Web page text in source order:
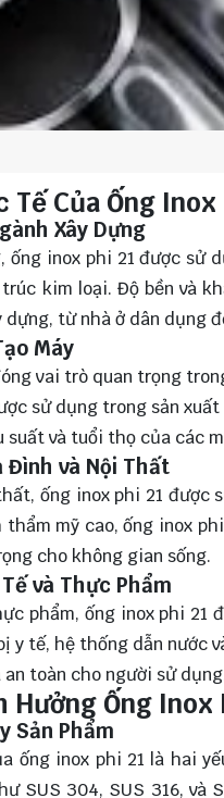
Tế Của Ống Inox
Xây Dựng
ống inox phi 21 được
kim loại. Độ bền và
từ nhà ở dân dụng
Máy
vai trò quan trọng
sử dụng trong sản
suất và tuổi thọ của các
Đình và Nội Thất
ống inox phi 21 được
mỹ cao, ống inox
cho không gian sống.
và Thực Phẩm
phẩm, ống inox phi 21
y tế, hệ thống dẫn nước
toàn cho người sử
Hưởng Ống Inox
Sản Phẩm
ống inox phi 21 là hai
SUS 304, SUS 316,